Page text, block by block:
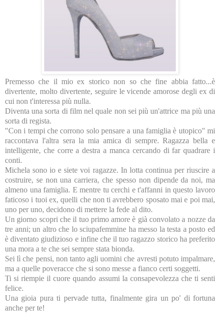
Premesso che il mio ex storico non so che fine abbia fatto...è
divertente, molto divertente, seguire le vicende amorose degli ex di
cui non t'interessa più nulla.
Diventa una sorta di film nel quale non sei più un'attrice ma più una
sorta di regista.
"Con i tempi che corrono solo pensare a una famiglia è utopico" mi
raccontava l'altra sera la mia amica di sempre. Ragazza bella e
intelligente, che corre a destra a manca cercando di far quadrare i
conti.
Michela sono io e siete voi ragazze. In lotta continua per riuscire a
costruire, se non una carriera, che spesso non dipende da noi, ma
almeno una famiglia. E mentre tu cerchi e t'affanni in questo lavoro
faticoso i tuoi ex, quelli che non ti avrebbero sposato mai e poi mai,
uno per uno, decidono di mettere la fede al dito.
Un giorno scopri che il tuo primo amore è già convolato a nozze da
tre anni; un altro che lo sciupafemmine ha messo la testa a posto ed
è diventato giudizioso e infine che il tuo ragazzo storico ha preferito
una mora a te che sei sempre stata bionda.
Sei lì che pensi, non tanto agli uomini che avresti potuto impalmare,
ma a quelle poveracce che si sono messe a fianco certi soggetti.
Ti si riempie il cuore quando assumi la consapevolezza che ti senti
felice.
Una gioia pura ti pervade tutta, finalmente gira un po' di fortuna
anche per te!